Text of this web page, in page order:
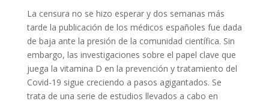
La censura no se hizo esperar y dos semanas más
tarde la publicación de los médicos españoles fue dada
de baja ante la presión de la comunidad científica. Sin
embargo, las investigaciones sobre el papel clave que
juega la vitamina D en la prevención y tratamiento del
Covid-19 sigue creciendo a pasos agigantados. Se
trata de una serie de estudios llevados a cabo en